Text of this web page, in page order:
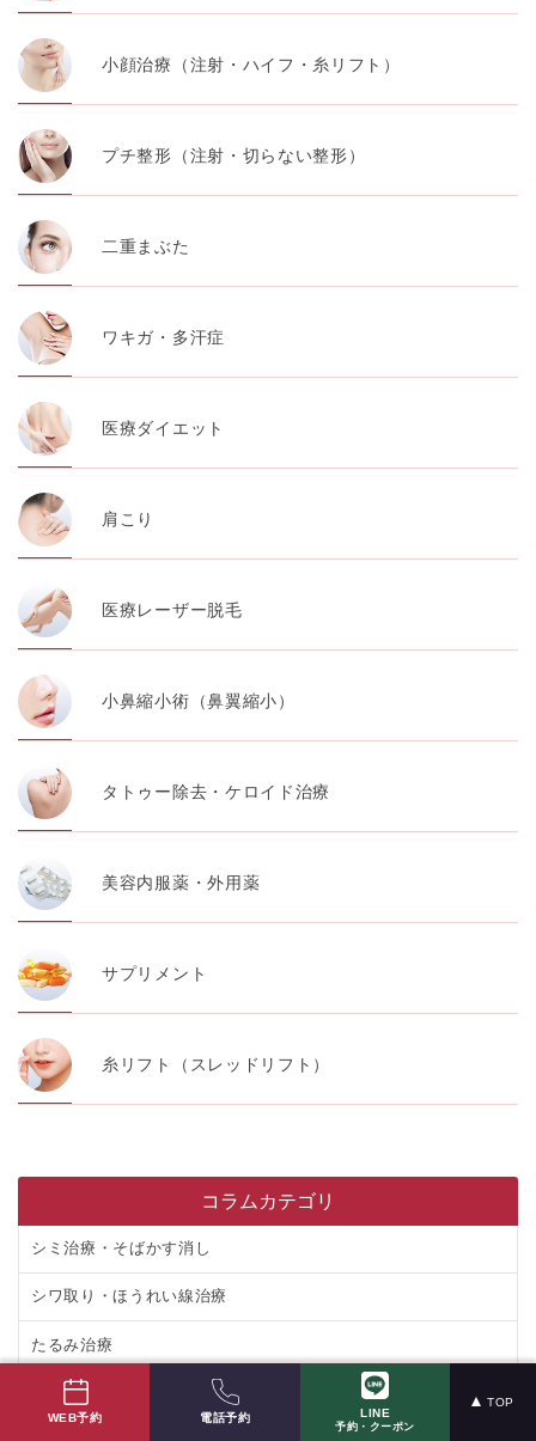
小顔治療（注射・ハイフ・糸リフト）
プチ整形（注射・切らない整形）
二重まぶた
ワキガ・多汗症
医療ダイエット
肩こり
医療レーザー脱毛
小鼻縮小術（鼻翼縮小）
タトゥー除去・ケロイド治療
美容内服薬・外用薬
サプリメント
糸リフト（スレッドリフト）
コラムカテゴリ
シミ治療・そばかす消し
シワ取り・ほうれい線治療
たるみ治療
ニキビ治療
WEB予約 電話予約 LINE
予約・クーポン
TOP